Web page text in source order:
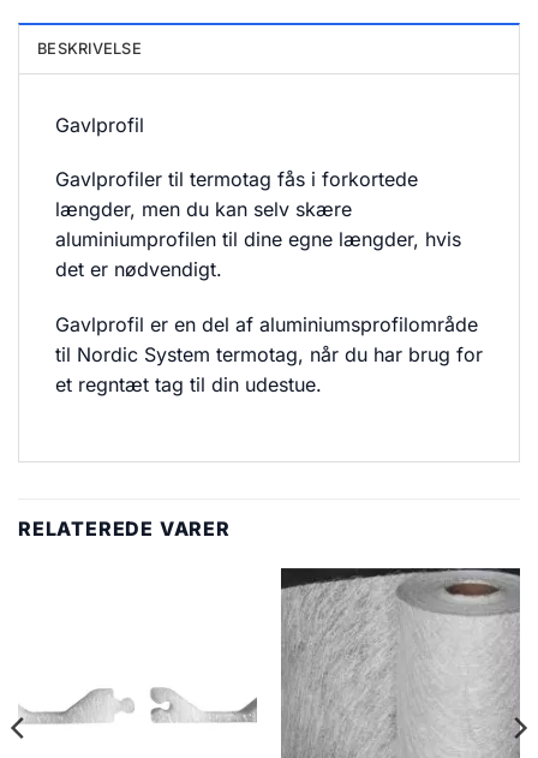
BESKRIVELSE
Gavlprofil
Gavlprofiler til termotag fås i forkortede
længder, men du kan selv skære
aluminiumprofilen til dine egne længder, hvis
det er nødvendigt.
Gavlprofil er en del af aluminiumsprofilområde
til Nordic System termotag, når du har brug for
et regntæt tag til din udestue.
RELATEREDE VARER